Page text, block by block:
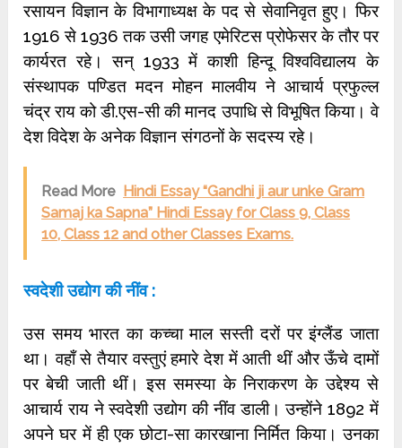
रसायन विज्ञान के विभागाध्यक्ष के पद से सेवानिवृत हुए। फिर
1916 से 1936 तक उसी जगह एमेरिटस प्रोफेसर के तौर पर
कार्यरत रहे। सन् 1933 में काशी हिन्दू विश्वविद्यालय के
संस्थापक पण्डित मदन मोहन मालवीय ने आचार्य प्रफुल्ल
चंद्र राय को डी.एस-सी की मानद उपाधि से विभूषित किया। वे
देश विदेश के अनेक विज्ञान संगठनों के सदस्य रहे।
Read More Hindi Essay “Gandhi ji aur unke Gram
Samaj ka Sapna” Hindi Essay for Class 9, Class
10, Class 12 and other Classes Exams.
स्वदेशी उद्योग की नींव :
उस समय भारत का कच्चा माल सस्ती दरों पर इंग्लैंड जाता
था। वहाँ से तैयार वस्तुएं हमारे देश में आती थीं और ऊँचे दामों
पर बेची जाती थीं। इस समस्या के निराकरण के उद्देश्य से
आचार्य राय ने स्वदेशी उद्योग की नींव डाली। उन्होंने 1892 में
अपने घर में ही एक छोटा-सा कारखाना निर्मित किया। उनका